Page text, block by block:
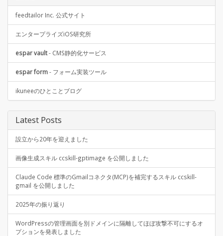
feedtailor Inc. 公式サイト
エンタープライズiOS研究所
espar vault- CMS静的化サービス
espar form- フォーム実装ツール
ikuneeのひとことブログ
Latest Posts
設立から20年を迎えました
画像生成スキル ccskill-gptimage を公開しました
Claude Code 標準のGmailコネクタ(MCP)を補完するスキル ccskill-
gmail を公開しました
2025年の振り返り
WordPressの管理画面を別ドメインに隔離してほぼ攻撃不可にするオ
プションを発表しました